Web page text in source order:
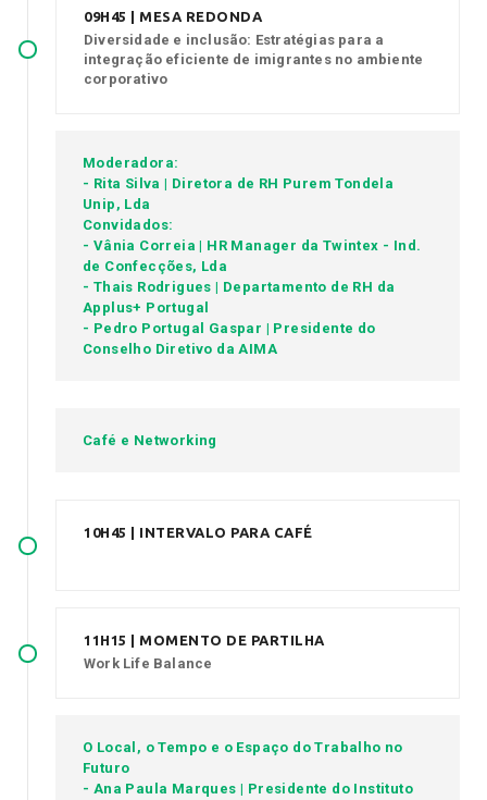
09H45 | MESA REDONDA
Diversidade e inclusão: Estratégias para a
integração eficiente de imigrantes no ambiente
corporativo
Moderadora:
- Rita Silva | Diretora de RH Purem Tondela
Unip, Lda
Convidados:
- Vânia Correia | HR Manager da Twintex - Ind.
de Confecções, Lda
- Thais Rodrigues | Departamento de RH da
Applus+ Portugal
- Pedro Portugal Gaspar | Presidente do
Conselho Diretivo da AIMA
10H45 | INTERVALO PARA CAFÉ
Café e Networking
11H15 | MOMENTO DE PARTILHA
Work Life Balance
O Local, o Tempo e o Espaço do Trabalho no
Futuro
- Ana Paula Marques | Presidente do Instituto